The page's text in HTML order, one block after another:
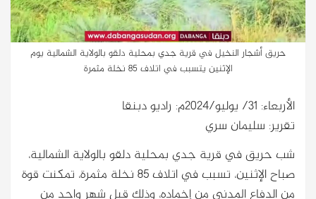
حريق أشجار النخيل في قرية جدي بمحلية دلقو بالولاية الشمالية يوم
الإثنين يتسبب في اتلاف 85 نخلة مثمرة
الأربعاء: 31/ يوليو/2024م: راديو دبنقا
تقرير: سليمان سري
شب حريق في قرية جدي بمحلية دلقو بالولاية الشمالية،
صباح الإثنين، تسبب في اتلاف 85 نخلة مثمرة، تمكنت قوة
من الدفاع المدني من إخماده، وذلك قبل شهر واحد من